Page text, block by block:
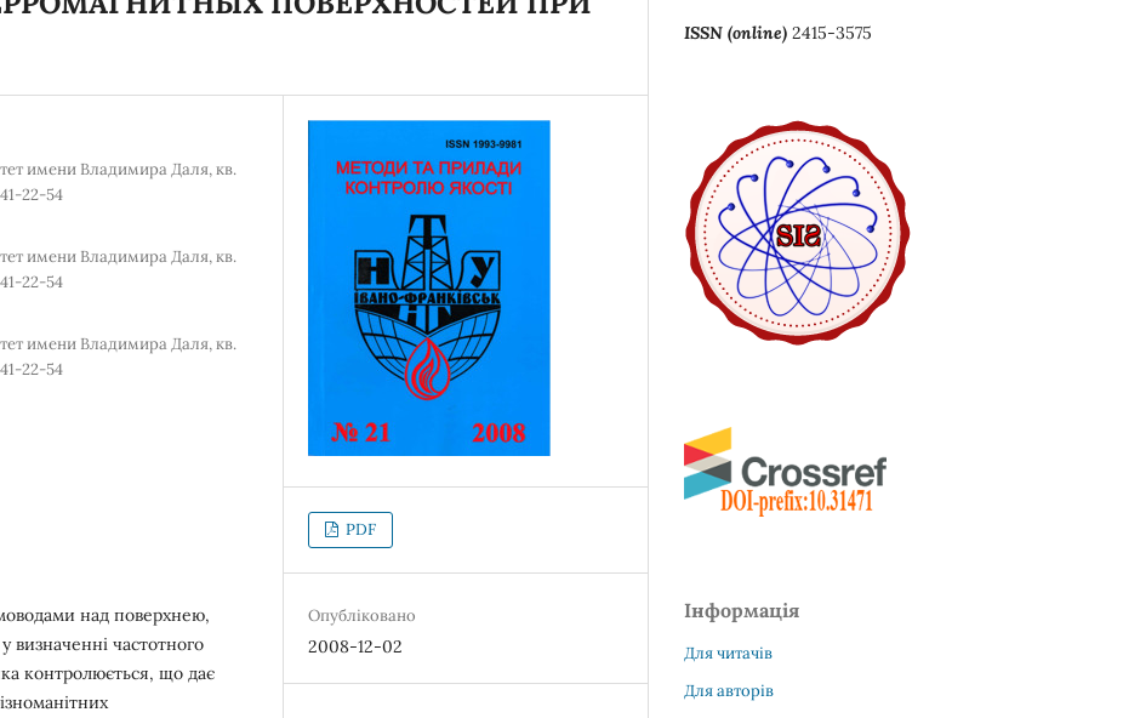
имени Владимира Даля, кв.
22-54
имени Владимира Даля, кв.
22-54
имени Владимира Даля, кв.
22-54
над поверхнею,
визначенні частотного
контролюється, що дає
PDF
Опубліковано
2008-12-02
ISSN (online) 2415-3575
Інформація
Для читачів
Для авторів